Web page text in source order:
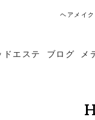
ヘアメイ
ドエステ ブログ メ